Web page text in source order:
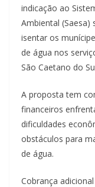
indicação ao
Ambiental
isentar os
de água nos
São Caetano do
A proposta tem
financeiros
dificuldades
obstáculos para
de água.
Cobrança